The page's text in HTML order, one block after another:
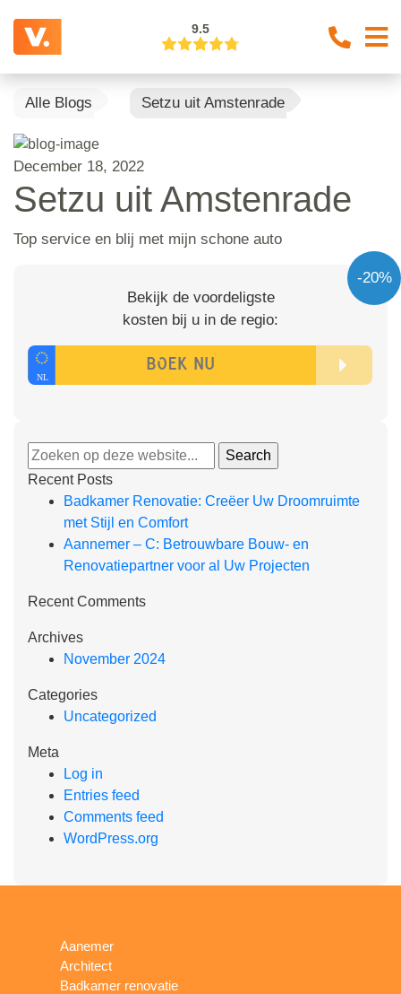
9.5
Alle Blogs Setzu uit Amstenrade
December 18, 2022
Setzu uit Amstenrade
Top service en blij met mijn schone auto
-20%
Bekijk de voordeligste
kosten bij u in de regio:
Recent Posts
Badkamer Renovatie: Creëer Uw Droomruimte
met Stijl en Comfort
Aannemer – C: Betrouwbare Bouw- en
Renovatiepartner voor al Uw Projecten
Recent Comments
Archives
November 2024
Categories
Uncategorized
Meta
Log in
Entries feed
Comments feed
WordPress.org
Aanemer
Architect
Badkamer renovatie